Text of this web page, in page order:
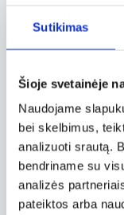
Sutikimas
Šioje svetainėje
Naudojame
bei skelbimus,
analizuoti srautą.
bendriname su
analizės
pateiktos arba